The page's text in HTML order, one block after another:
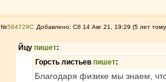
№584729 Добавлено: Сб 14 Авг 21, 19:29 (5 лет
Йцу пишет:
Горсть листьев пишет:
Благодаря физике мы знаем,